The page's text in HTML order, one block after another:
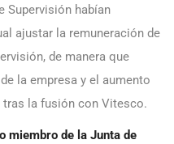
Supervisión habían
ajustar la remuneración de
de manera que
la empresa y el aumento
tras la fusión con Vitesco.
miembro de la Junta de